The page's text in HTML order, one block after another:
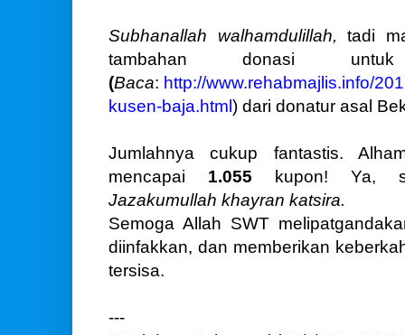
Subhanallah walhamdulillah,tadi
tambahan donasi
(Baca: http://www.rehabmajlis.info/
kusen-baja.html ) dari donatur asal
Jumlahnya cukup fantastis.
mencapai 1.055
kupon! Ya,
Jazakumullah khayran katsira.
Semoga Allah SWT
diinfakkan, dan memberikan
tersisa.
---